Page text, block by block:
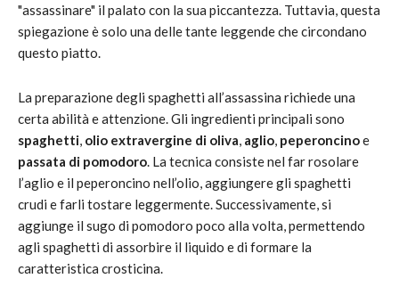
"assassinare" il palato con la sua piccantezza. Tuttavia, questa
spiegazione è solo una delle tante leggende che circondano
questo piatto.
La preparazione degli spaghetti all’assassina richiede una
certa abilità e attenzione. Gli ingredienti principali sono
spaghetti, olio extravergine di oliva, aglio, peperoncinoe
passata di pomodoro. La tecnica consiste nel far rosolare
l’aglio e il peperoncino nell’olio, aggiungere gli spaghetti
crudi e farli tostare leggermente. Successivamente, si
aggiunge il sugo di pomodoro poco alla volta, permettendo
agli spaghetti di assorbire il liquido e di formare la
caratteristica crosticina.